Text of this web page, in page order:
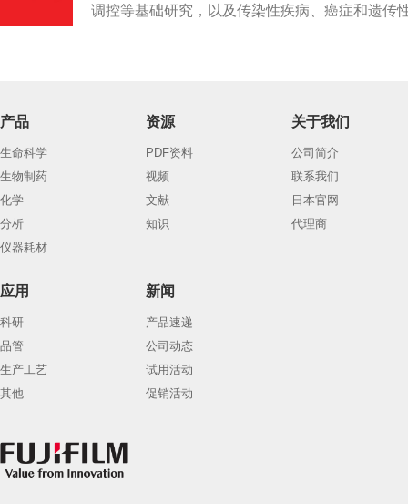
调控等基础研究，以及传染性疾病、癌症和遗传
产品
生命科学
生物制药
化学
分析
仪器耗材
资源
PDF资料
视频
文献
知识
关于我们
公司简介
联系我们
日本官网
代理商
应用
科研
品管
生产工艺
其他
新闻
产品速递
公司动态
试用活动
促销活动